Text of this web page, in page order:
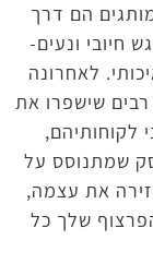
הם דרך
ונעים-
לאחרונה
רבים שישפרו את
לקוחותיהם,
שמתנוסס על
את עצמה,
שלך כל